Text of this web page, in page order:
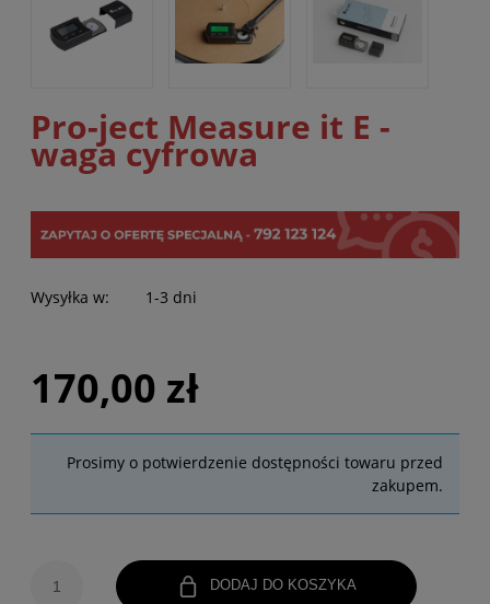
Pro-ject Measure it E -
waga cyfrowa
Wysyłka w: 1-3 dni
170,00 zł
Prosimy o potwierdzenie dostępności towaru przed
zakupem.
DODAJ DO KOSZYKA